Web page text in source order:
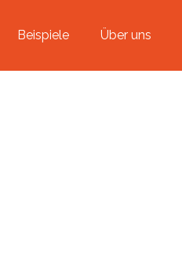
Beispiele Über uns